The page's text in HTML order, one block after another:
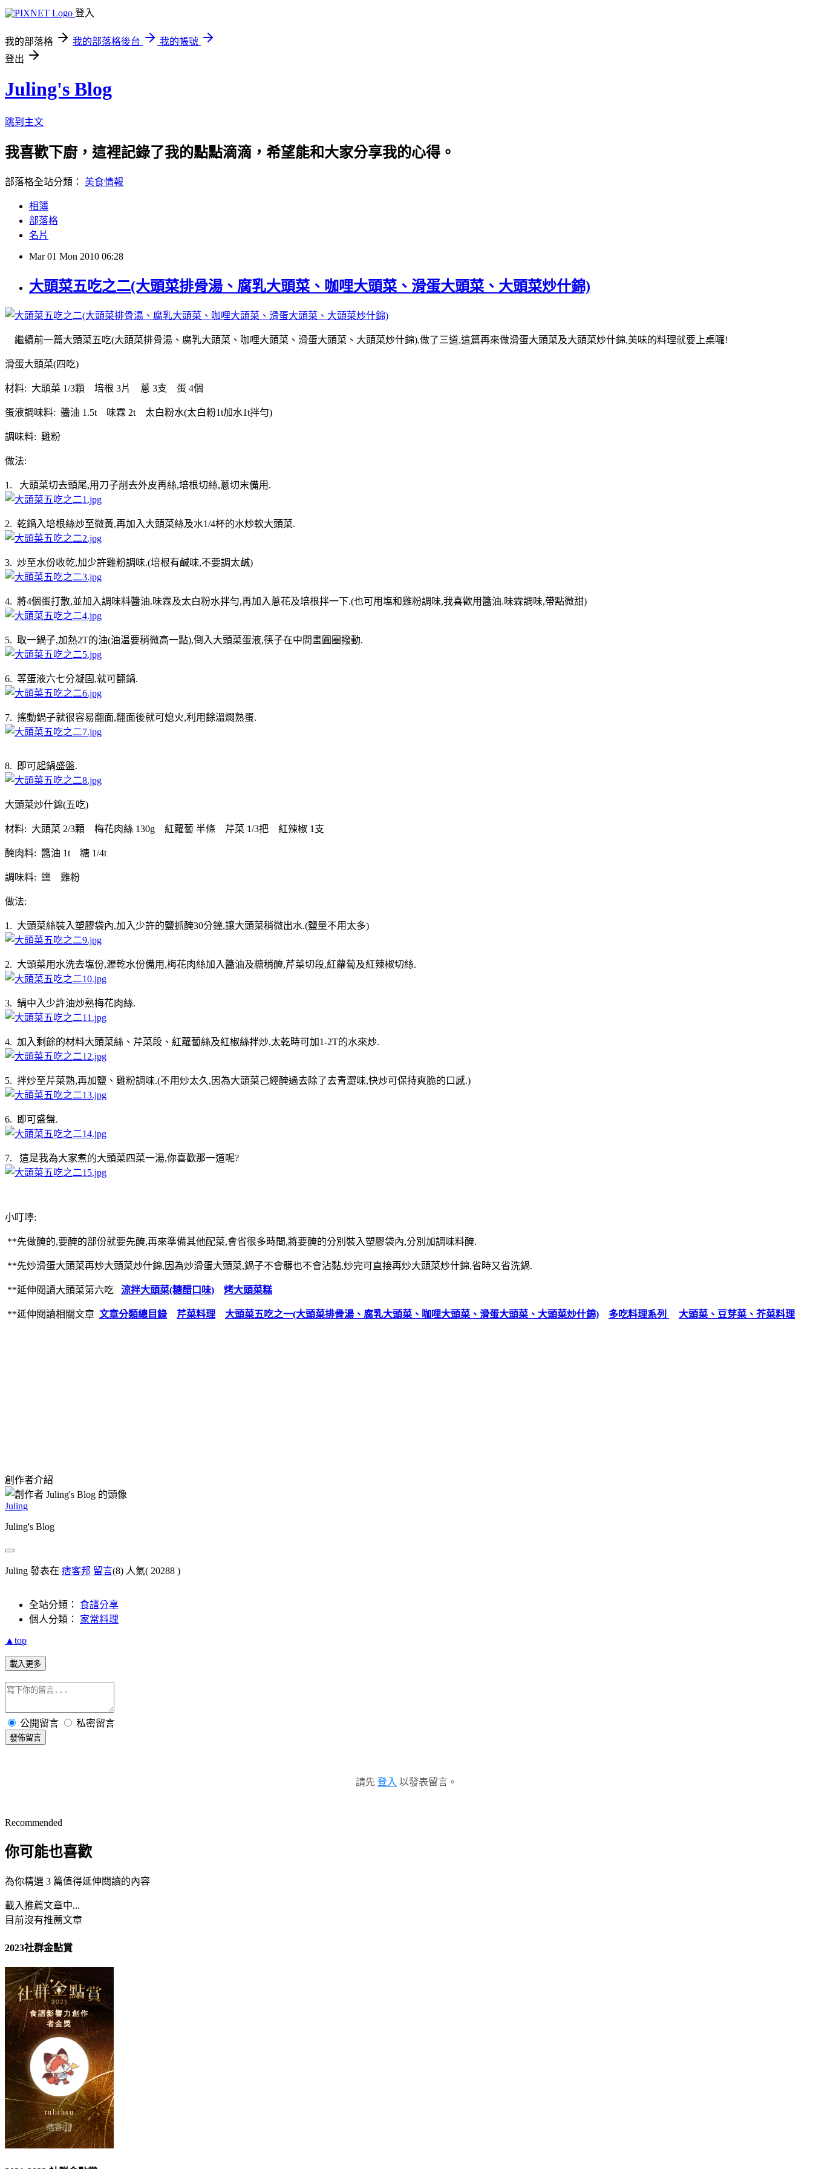
登入
我的部落格 我的部落格後台
我的帳號
登出
Juling's Blog
跳到主文
我喜歡下廚，這裡記錄了我的點點滴滴，希望能和大家分享我的心得。
部落格全站分類： 美食情報
相簿
部落格
名片
Mar 01 Mon 2010 06:28
大頭菜五吃之二(大頭菜排骨湯、腐乳大頭菜、咖哩大頭菜、滑蛋大頭菜、大頭菜炒什錦)
繼續前一篇大頭菜五吃(大頭菜排骨湯、腐乳大頭菜、咖哩大頭菜、滑蛋大頭菜、大頭菜炒什錦),做了三道,這篇再來做滑蛋大頭菜及大頭菜炒什錦,美味的料理就要上桌囉!
滑蛋大頭菜(四吃)
材料: 大頭菜 1/3顆 培根 3片 蔥 3支 蛋 4個
蛋液調味料: 醬油 1.5t 味霖 2t 太白粉水(太白粉1t加水1t拌勻)
調味料: 雞粉
做法:
1. 大頭菜切去頭尾,用刀子削去外皮再絲,培根切絲,蔥切末備用.
2. 乾鍋入培根絲炒至微黃,再加入大頭菜絲及水1/4杯的水炒軟大頭菜.
3. 炒至水份收乾,加少許雞粉調味.(培根有鹹味,不要調太鹹)
4. 將4個蛋打散,並加入調味料醬油.味霖及太白粉水拌勻,再加入蔥花及培根拌一下.(也可用塩和雞粉調味,我喜歡用醬油.味霖調味,帶點微甜)
5. 取一鍋子,加熱2T的油(油温要稍微高一點),倒入大頭菜蛋液,筷子在中間畫圓圈撥動.
6. 等蛋液六七分凝固,就可翻鍋.
7. 搖動鍋子就很容易翻面,翻面後就可熄火,利用餘溫燜熟蛋.
8. 即可起鍋盛盤.
大頭菜炒什錦(五吃)
材料: 大頭菜 2/3顆 梅花肉絲 130g 紅蘿蔔 半條 芹菜 1/3把 紅辣椒 1支
醃肉料: 醬油 1t 糖 1/4t
調味料: 鹽 雞粉
做法:
1. 大頭菜絲裝入塑膠袋內,加入少許的鹽抓醃30分鐘,讓大頭菜稍微出水.(鹽量不用太多)
2. 大頭菜用水洗去塩份,瀝乾水份備用,梅花肉絲加入醬油及糖稍醃,芹菜切段,紅蘿蔔及紅辣椒切絲.
3. 鍋中入少許油炒熟梅花肉絲.
4. 加入剩餘的材料大頭菜絲、芹菜段、紅蘿蔔絲及紅椒絲拌炒,太乾時可加1-2T的水來炒.
5. 拌炒至芹菜熟,再加鹽、雞粉調味.(不用炒太久,因為大頭菜己經醃過去除了去青澀味,快炒可保持爽脆的口感.)
6. 即可盛盤.
7. 這是我為大家煮的大頭菜四菜一湯,你喜歡那一道呢?
小叮嚀:
**先做醃的,要醃的部份就要先醃,再來準備其他配菜,會省很多時間,將要醃的分別裝入塑膠袋內,分別加調味料醃.
**先炒滑蛋大頭菜再炒大頭菜炒什錦,因為炒滑蛋大頭菜,鍋子不會髒也不會沾黏,炒完可直接再炒大頭菜炒什錦,省時又省洗鍋.
**延伸閱讀大頭菜第六吃 涼拌大頭菜(糖醋口味) 烤大頭菜糕
**延伸閱讀相關文章 文章分類總目錄 芹菜料理 大頭菜五吃之一(大頭菜排骨湯、腐乳大頭菜、咖哩大頭菜、滑蛋大頭菜、大頭菜炒什錦) 多吃料理系列 大頭菜、豆芽菜、芥菜料理
創作者介紹
Juling
Juling's Blog
Juling 發表在 痞客邦 留言(8) 人氣( 20288 )
全站分類： 食譜分享
個人分類： 家常料理
▲top
載入更多
公開留言 私密留言
發佈留言
請先 登入 以發表留言。
Recommended
你可能也喜歡
為你精選 3 篇值得延伸閱讀的內容
載入推薦文章中...
目前沒有推薦文章
2023社群金點賞